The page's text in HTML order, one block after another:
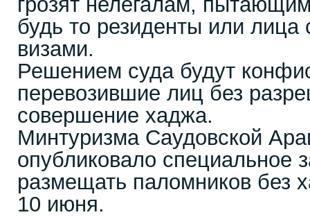
будь то резиденты или
визами.
Решением суда будут
перевозившие лиц без
совершение хаджа.
Минтуризма Саудовской
опубликовало специальное
размещать паломников без
10 июня.